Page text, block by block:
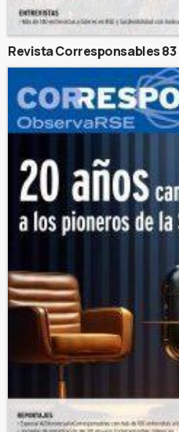
Revista Corresponsables 83